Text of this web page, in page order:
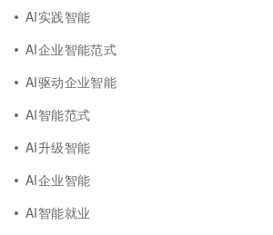
AI实践智能
AI企业智能范式
AI驱动企业智能
AI智能范式
AI升级智能
AI企业智能
AI智能就业